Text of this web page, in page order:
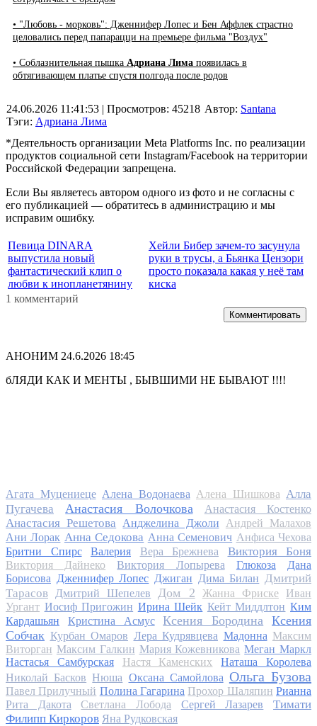
• "Любовь - морковь": Дженнифер Лопес и Бен Аффлек страстно
целовались перед папарацци на премьере фильма "Воздух"
• Соблазнительная пышка Адриана Лима появилась в
обтягивающем платье спустя полгода после родов
24.06.2026 11:41:53 | Просмотров: 45218
Тэги: Адриана Лима
Автор: Santana
*Деятельность организации Meta Platforms Inc. по реализации
продуктов социальной сети Instagram/Facebook на территории
Российской Федерации запрещена.
Если Вы являетесь автором одного из фото и не согласны с
его публикацией — обратитесь в администрацию и мы
исправим ошибку.
Певица DINARA
выпустила новый
фантастический клип о
любви к инопланетянину
Хейли Бибер зачем-то засунула
руки в трусы, а Бьянка Цензори
просто показала какая у неё там
киска
1 комментарий
Комментировать
АНОНИМ 24.6.2026 18:45
бЛЯДИ КАК И МЕНТЫ , БЫВШИМИ НЕ БЫВАЮТ !!!!
Агата Муцениеце Алена Водонаева Алена Шишкова Алла
Пугачева
Анастасия Волочкова Анастасия Костенко
Анастасия Решетова Анджелина Джоли
Андрей Малахов
Ани Лорак Анна Седокова Анна Семенович Анфиса Чехова
Бритни Спирс
Валерия Вера Брежнева Виктория Боня
Виктория Дайнеко Виктория Лопырева Глюкоза
Дана
Борисова Дженнифер Лопес Джиган Дима Билан
Дмитрий
Тарасов
Дмитрий Шепелев Дом 2 Жанна Фриске
Иван
Ургант Иосиф Пригожин Ирина Шейк Кейт Миддлтон Ким
Кардашьян
Кристина Асмус Ксения Бородина
Ксения
Собчак Курбан Омаров Лера Кудрявцева Мадонна Максим
Виторган Максим Галкин Мария Кожевникова Меган Маркл
Настасья Самбурская
Настя Каменских
Наташа Королева
Николай Басков Нюша Оксана Самойлова Ольга Бузова
Павел Прилучный Полина Гагарина Прохор Шаляпин Рианна
Рита Дакота
Светлана Лобода Сергей Лазарев
Тимати
Филипп Киркоров Яна Рудковская